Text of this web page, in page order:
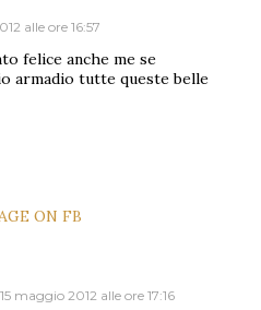
alle ore 16:57
felice anche me se
armadio tutte queste belle
ON FB
15 maggio 2012 alle ore 17:16